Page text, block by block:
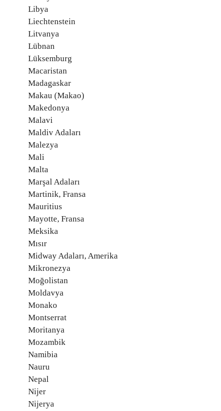
Libya
Liechtenstein
Litvanya
Lübnan
Lüksemburg
Macaristan
Madagaskar
Makau (Makao)
Makedonya
Malavi
Maldiv Adaları
Malezya
Mali
Malta
Marşal Adaları
Martinik, Fransa
Mauritius
Mayotte, Fransa
Meksika
Mısır
Midway Adaları, Amerika
Mikronezya
Moğolistan
Moldavya
Monako
Montserrat
Moritanya
Mozambik
Namibia
Nauru
Nepal
Nijer
Nijerya